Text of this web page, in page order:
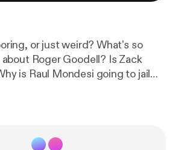
or just weird? What's so
Roger Goodell? Is Zack
is Raul Mondesi going to jail
All these questions are ASKED